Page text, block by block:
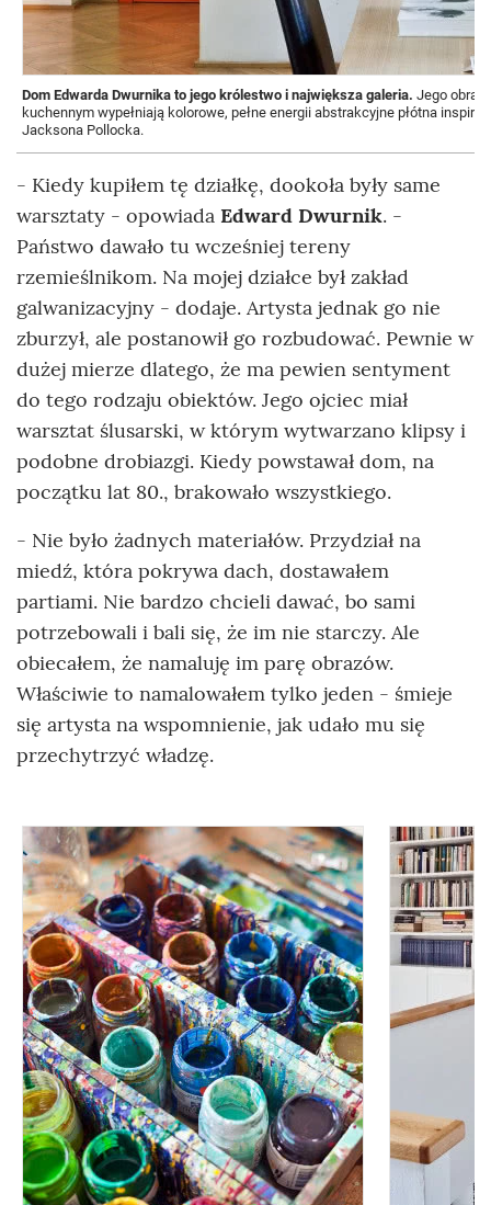
Dom Edwarda Dwurnika to jego królestwo i największa galeria. Jego
kuchennym wypełniają kolorowe, pełne energii abstrakcyjne płótna
Jacksona Pollocka.
- Kiedy kupiłem tę działkę, dookoła były same
warsztaty - opowiada Edward Dwurnik. -
Państwo dawało tu wcześniej tereny
rzemieślnikom. Na mojej działce był zakład
galwanizacyjny - dodaje. Artysta jednak go nie
zburzył, ale postanowił go rozbudować. Pewnie w
dużej mierze dlatego, że ma pewien sentyment
do tego rodzaju obiektów. Jego ojciec miał
warsztat ślusarski, w którym wytwarzano klipsy i
podobne drobiazgi. Kiedy powstawał dom, na
początku lat 80., brakowało wszystkiego.
- Nie było żadnych materiałów. Przydział na
miedź, która pokrywa dach, dostawałem
partiami. Nie bardzo chcieli dawać, bo sami
potrzebowali i bali się, że im nie starczy. Ale
obiecałem, że namaluję im parę obrazów.
Właściwie to namalowałem tylko jeden - śmieje
się artysta na wspomnienie, jak udało mu się
przechytrzyć władzę.